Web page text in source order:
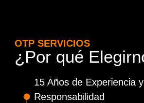
OTP SERVICIOS
¿Por qué
15 Años de Experiencia y
Responsabilidad